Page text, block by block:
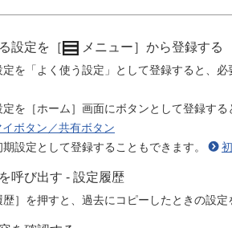
設定を［
メニュー］から登録する
定を「よく使う設定」として登録すると、
定を［ホーム］画面にボタンとして登録す
ボタン／共有ボタン
設定として登録することもできます。
呼び出す - 設定履歴
歴］を押すと、過去にコピーしたときの設定